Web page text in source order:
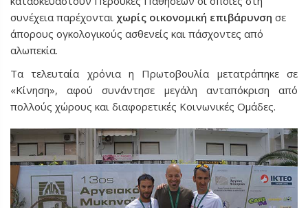
συνέχεια παρέχονται χωρίς οικονομική επιβάρυνση σε
άπορους ογκολογικούς ασθενείς και πάσχοντες από
αλωπεκία.
Τα τελευταία χρόνια η Πρωτοβουλία μετατράπηκε σε
«Κίνηση», αφού συνάντησε μεγάλη ανταπόκριση από
πολλούς χώρους και διαφορετικές Κοινωνικές Ομάδες.